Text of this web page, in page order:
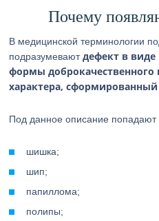
Почему
В медицинской терминологии
подразумеваютдефект в
формы доброкачественного
характера,
Под данное описание
шишка;
шип;
папиллома;
полипы;